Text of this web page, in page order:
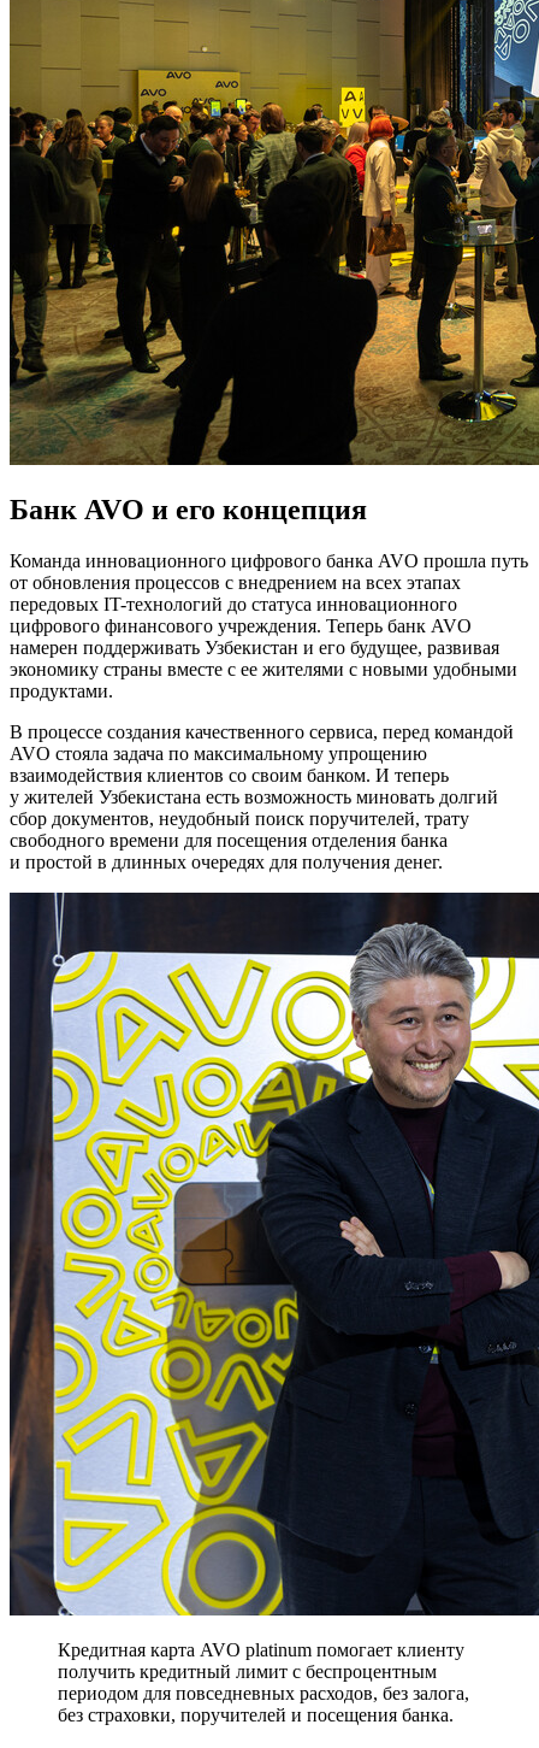
Банк AVO и его концепция
Команда инновационного цифрового банка AVO прошла путь
от обновления процессов с внедрением на всех этапах
передовых IT-технологий до статуса инновационного
цифрового финансового учреждения. Теперь банк AVO
намерен поддерживать Узбекистан и его будущее, развивая
экономику страны вместе с ее жителями с новыми удобными
продуктами.
В процессе создания качественного сервиса, перед командой
AVO стояла задача по максимальному упрощению
взаимодействия клиентов со своим банком. И теперь
у жителей Узбекистана есть возможность миновать долгий
сбор документов, неудобный поиск поручителей, трату
свободного времени для посещения отделения банка
и простой в длинных очередях для получения денег.
Кредитная карта AVO platinum помогает клиенту
получить кредитный лимит с беспроцентным
периодом для повседневных расходов, без залога,
без страховки, поручителей и посещения банка.